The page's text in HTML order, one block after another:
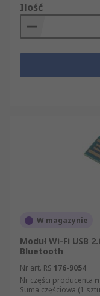
Ilość
W magazynie
Moduł Wi-Fi USB
Bluetooth
Nr art. RS 176-9054
Nr części producenta
Suma częściowa (1